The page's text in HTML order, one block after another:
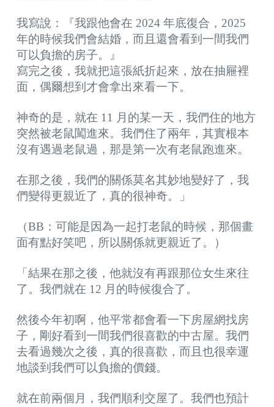
我寫說：『我跟他會在 2024 年底復合，2025
年的時候我們會結婚，而且還會看到一間我們
可以負擔的房子。』
寫完之後，我就把這張紙折起來，放在抽屜裡
面，偶爾想到才會拿出來看一下。
神奇的是，就在 11 月的某一天，我們住的地方
突然被老鼠闖進來。我們住了兩年，其實根本
沒有遇過老鼠過，那是第一次有老鼠跑進來。
在那之後，我們的關係莫名其妙地變好了，我
們變得更親近了，真的很神奇。」
（BB：可能是因為一起打老鼠的時候，那個畫
面有點好笑吧，所以關係就更親近了。）
「結果在那之後，他就沒有再跟那位女生來往
了。我們就在 12 月的時候復合了。
然後今年初啊，他平常都會看一下房屋網找房
子，剛好看到一間我們很喜歡的中古屋。我們
去看過幾次之後，真的很喜歡，而且也很幸運
地談到我們可以負擔的價錢。
就在前兩個月，我們順利交屋了。我們也預計